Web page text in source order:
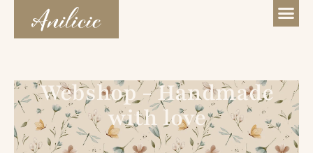
Webshop - Handmade
with love